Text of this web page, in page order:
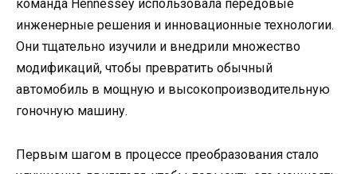
команда Hennessey использовала передовые
инженерные решения и инновационные технологии.
Они тщательно изучили и внедрили множество
модификаций, чтобы превратить обычный
автомобиль в мощную и высокопроизводительную
гоночную машину.
Первым шагом в процессе преобразования стало